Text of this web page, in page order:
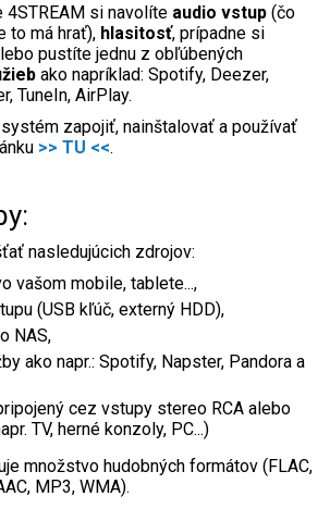
4STREAM si navolíte audio vstup (čo
to má hrať), hlasitosť, prípadne si
pustíte jednu z obľúbených
ako napríklad: Spotify, Deezer,
TuneIn, AirPlay.
zapojiť, nainštalovať a používať
>> TU <<.
nasledujúcich zdrojov:
vašom mobile, tablete...,
(USB kľúč, externý HDD),
NAS,
ako napr.: Spotify, Napster, Pandora a
cez vstupy stereo RCA alebo
TV, herné konzoly, PC...)
množstvo hudobných formátov (FLAC,
MP3, WMA).